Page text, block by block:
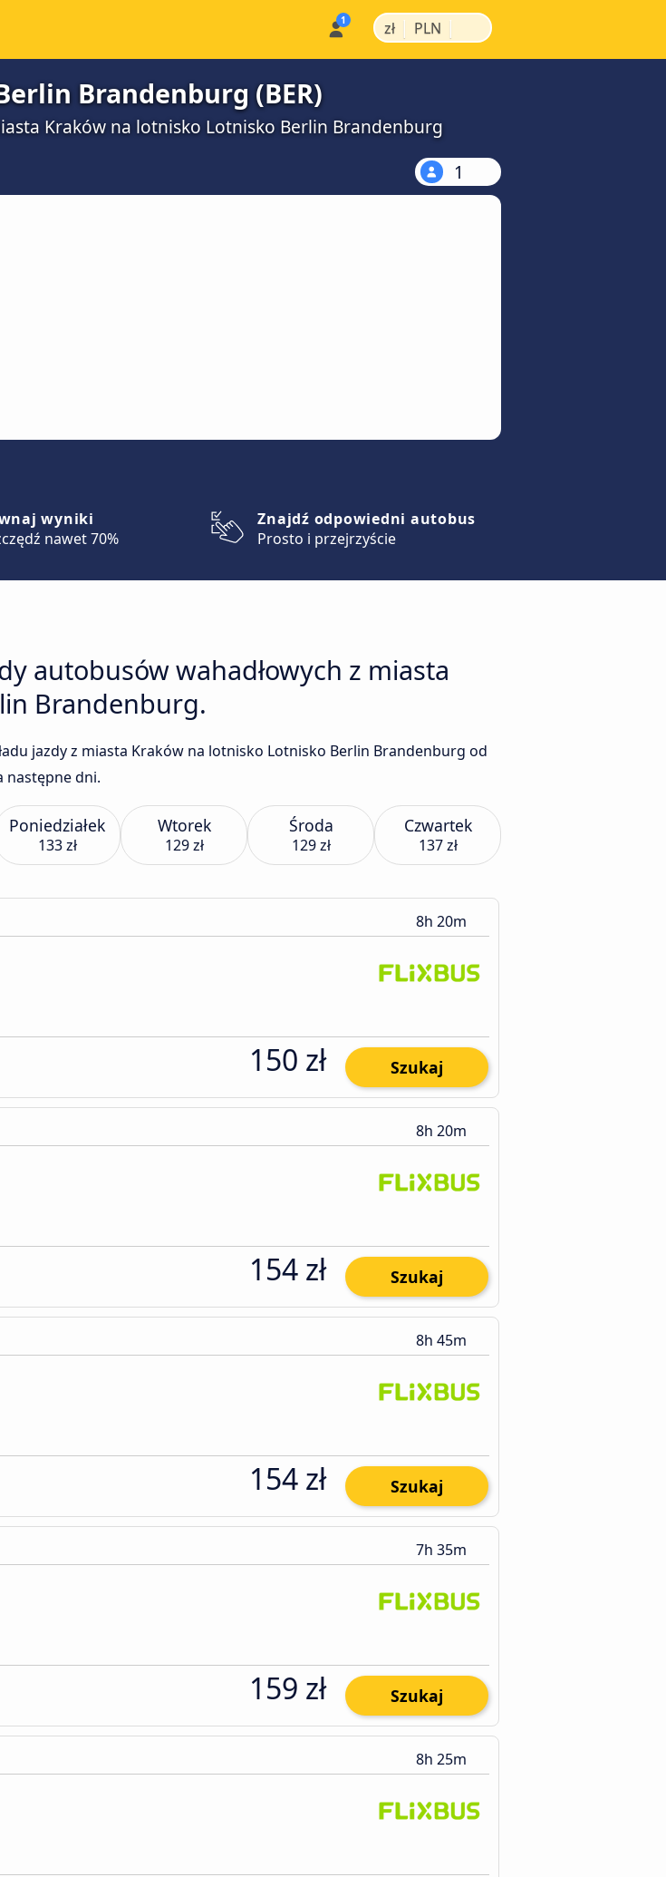
zł | PLN |
Brandenburg (BER)
Kraków na lotnisko Lotnisko Berlin Brandenburg
1
wyniki
nawet 70%
Znajdź odpowiedni autobus
Prosto i przejrzyście
autobusów wahadłowych z miasta
Brandenburg.
jazdy z miasta Kraków na lotnisko Lotnisko Berlin Brandenburg od
następne dni.
Poniedziałek
133 zł
Wtorek
129 zł
Środa
129 zł
Czwartek
137 zł
8h 20m
150 zł Szukaj
8h 20m
154 zł Szukaj
8h 45m
154 zł Szukaj
7h 35m
159 zł Szukaj
8h 25m